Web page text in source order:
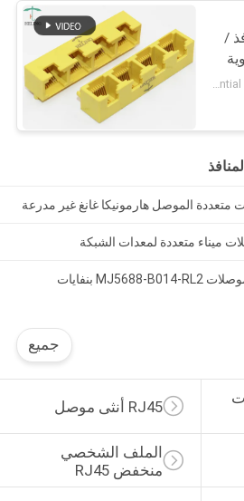
/
محمية RJ45 متعددة ميناء موصلات MJ5688-B014-RL2 بنفايات
جميع
RJ45 أنثى موصل
الملف الشخصي
منخفض RJ45